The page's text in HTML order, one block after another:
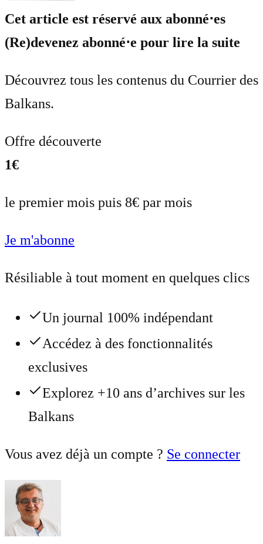
Cet article est réservé aux abonné⋅es
(Re)devenez abonné⋅e pour lire la suite
Découvrez tous les contenus du Courrier des
Balkans.
Offre découverte
1€
le premier mois puis 8€ par mois
Je m'abonne
Résiliable à tout moment en quelques clics
Un journal 100% indépendant
Accédez à des fonctionnalités
exclusives
Explorez +10 ans d’archives sur les
Balkans
Vous avez déjà un compte ? Se connecter